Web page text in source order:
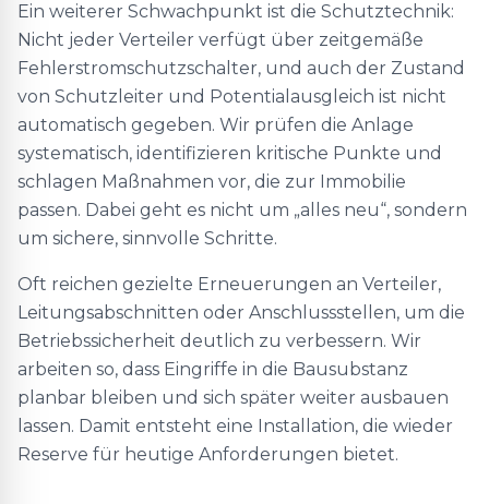
Ein weiterer Schwachpunkt ist die Schutztechnik:
Nicht jeder Verteiler verfügt über zeitgemäße
Fehlerstromschutzschalter, und auch der Zustand
von Schutzleiter und Potentialausgleich ist nicht
automatisch gegeben. Wir prüfen die Anlage
systematisch, identifizieren kritische Punkte und
schlagen Maßnahmen vor, die zur Immobilie
passen. Dabei geht es nicht um „alles neu“, sondern
um sichere, sinnvolle Schritte.
Oft reichen gezielte Erneuerungen an Verteiler,
Leitungsabschnitten oder Anschlussstellen, um die
Betriebssicherheit deutlich zu verbessern. Wir
arbeiten so, dass Eingriffe in die Bausubstanz
planbar bleiben und sich später weiter ausbauen
lassen. Damit entsteht eine Installation, die wieder
Reserve für heutige Anforderungen bietet.